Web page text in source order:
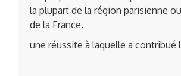
la plupart de la région parisienne
de la France.
une réussite à laquelle a contribué